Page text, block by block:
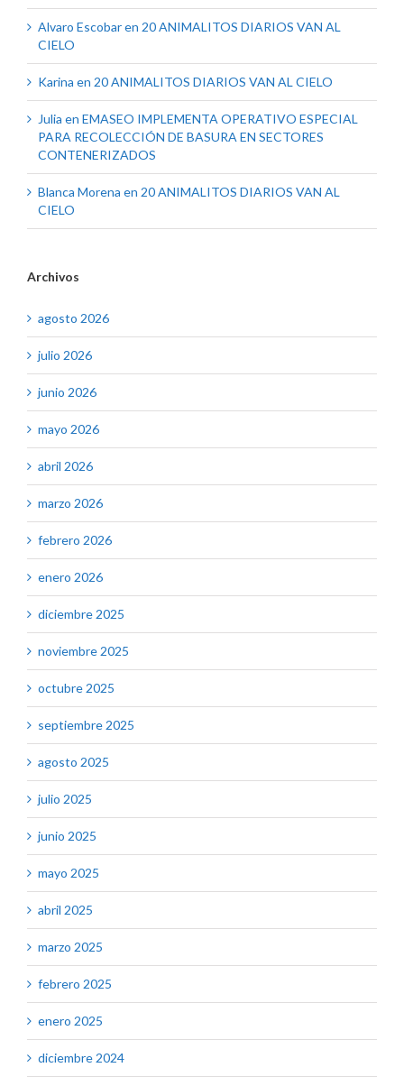
Alvaro Escobaren 20 ANIMALITOS DIARIOS VAN AL
CIELO
Karina en 20 ANIMALITOS DIARIOS VAN AL CIELO
Julia en EMASEO IMPLEMENTA OPERATIVO ESPECIAL
PARA RECOLECCIÓN DE BASURA EN SECTORES
CONTENERIZADOS
Blanca Morena en 20 ANIMALITOS DIARIOS VAN AL
CIELO
Archivos
agosto 2026
julio 2026
junio 2026
mayo 2026
abril 2026
marzo 2026
febrero 2026
enero 2026
diciembre 2025
noviembre 2025
octubre 2025
septiembre 2025
agosto 2025
julio 2025
junio 2025
mayo 2025
abril 2025
marzo 2025
febrero 2025
enero 2025
diciembre 2024